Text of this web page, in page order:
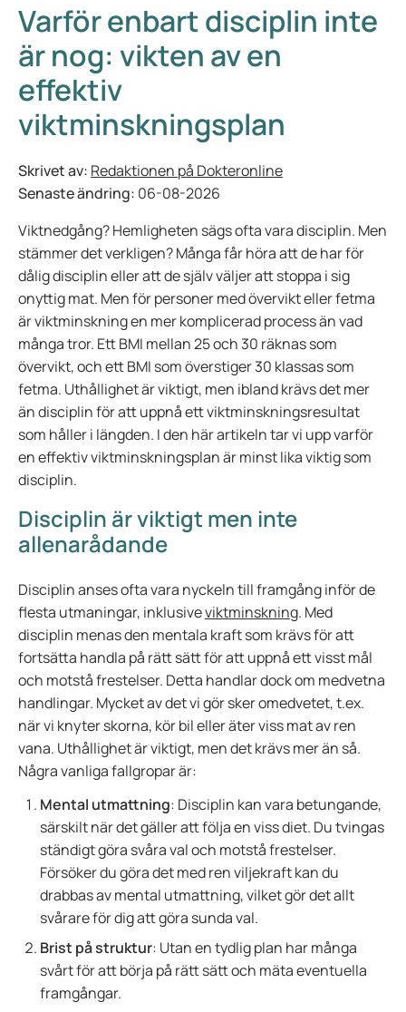
Varför enbart disciplin inte
är nog: vikten av en
effektiv
viktminskningsplan
Skrivet av: Redaktionen på Dokteronline
Senaste ändring: 06-08-2026
Viktnedgång? Hemligheten sägs ofta vara disciplin. Men
stämmer det verkligen? Många får höra att de har för
dålig disciplin eller att de själv väljer att stoppa i sig
onyttig mat. Men för personer med övervikt eller fetma
är viktminskning en mer komplicerad process än vad
många tror. Ett BMI mellan 25 och 30 räknas som
övervikt, och ett BMI som överstiger 30 klassas som
fetma. Uthållighet är viktigt, men ibland krävs det mer
än disciplin för att uppnå ett viktminskningsresultat
som håller i längden. I den här artikeln tar vi upp varför
en effektiv viktminskningsplan är minst lika viktig som
disciplin.
Disciplin är viktigt men inte
allenarådande
Disciplin anses ofta vara nyckeln till framgång inför de
flesta utmaningar, inklusiveviktminskning. Med
disciplin menas den mentala kraft som krävs för att
fortsätta handla på rätt sätt för att uppnå ett visst mål
och motstå frestelser. Detta handlar dock om medvetna
handlingar. Mycket av det vi gör sker omedvetet, t.ex.
när vi knyter skorna, kör bil eller äter viss mat av ren
vana. Uthållighet är viktigt, men det krävs mer än så.
Några vanliga fallgropar är:
Mental utmattning: Disciplin kan vara betungande,
särskilt när det gäller att följa en viss diet. Du tvingas
ständigt göra svåra val och motstå frestelser.
Försöker du göra det med ren viljekraft kan du
drabbas av mental utmattning, vilket gör det allt
svårare för dig att göra sunda val.
Brist på struktur: Utan en tydlig plan har många
svårt för att börja på rätt sätt och mäta eventuella
framgångar.